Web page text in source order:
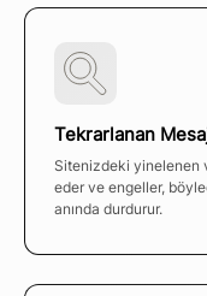
Tekrarlanan
Sitenizdeki yinelenen
eder ve engeller,
anında durdurur.